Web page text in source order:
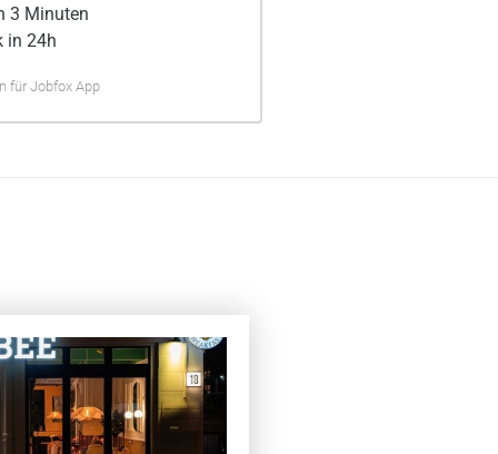
3 Minuten
in 24h
für Jobfox App